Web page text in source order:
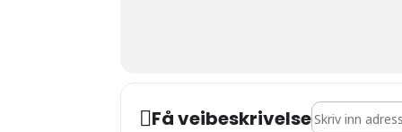
Få veibeskrivelseAddress - Jørn